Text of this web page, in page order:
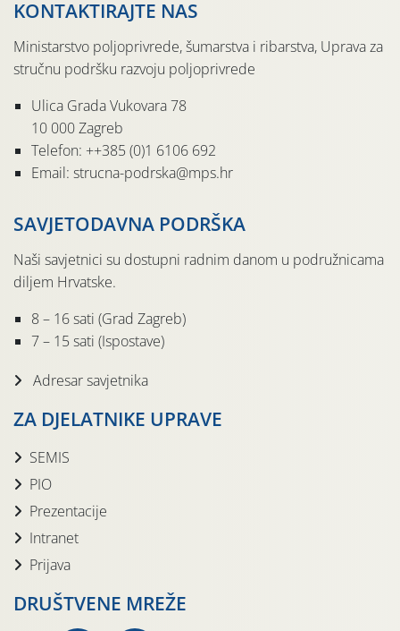
KONTAKTIRAJTE NAS
Ministarstvo poljoprivrede, šumarstva i ribarstva, Uprava za
stručnu podršku razvoju poljoprivrede
Ulica Grada Vukovara 78
10 000 Zagreb
Telefon: ++385 (0)1 6106 692
Email: strucna-podrska@mps.hr
SAVJETODAVNA PODRŠKA
Naši savjetnici su dostupni radnim danom u podružnicama
diljem Hrvatske.
8 – 16 sati (Grad Zagreb)
7 – 15 sati (Ispostave)
Adresar savjetnika
ZA DJELATNIKE UPRAVE
SEMIS
PIO
Prezentacije
Intranet
Prijava
DRUŠTVENE MREŽE